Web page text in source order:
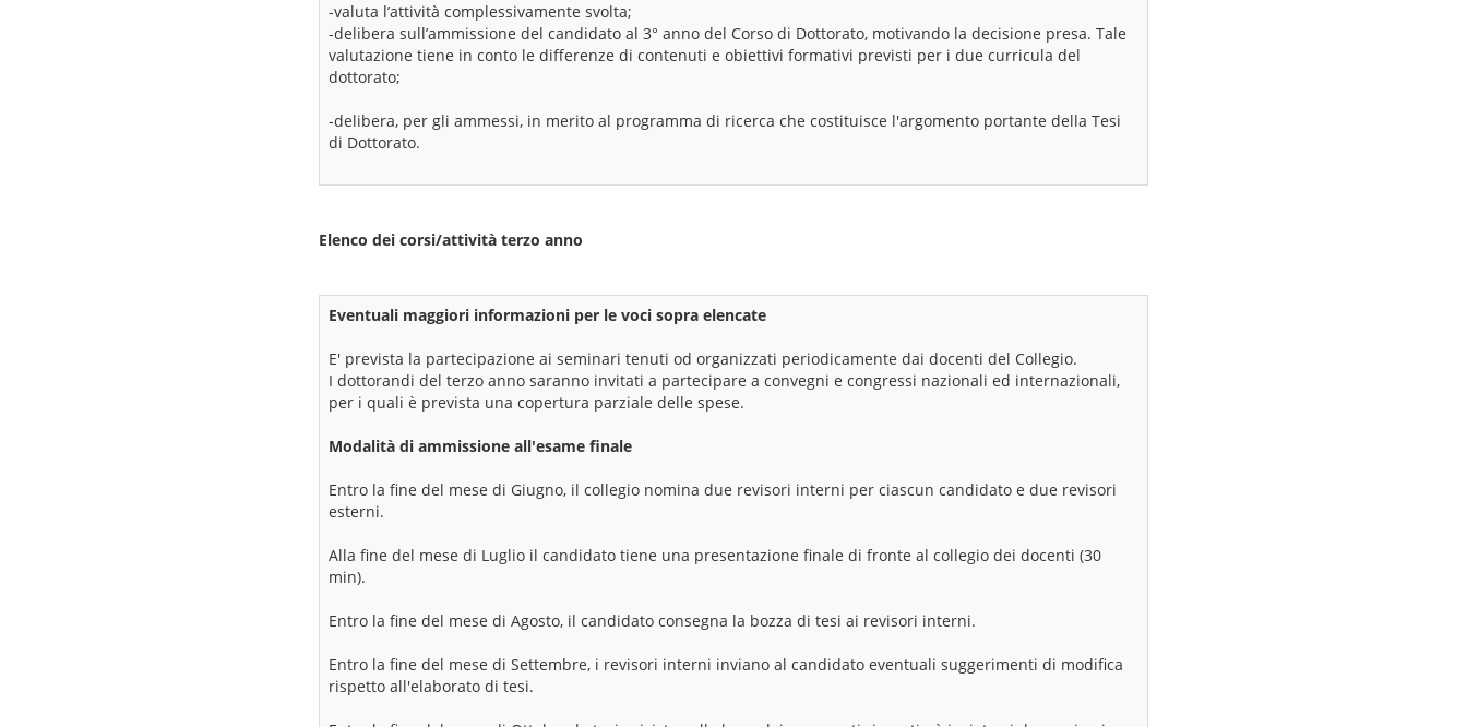
-valuta l’attività complessivamente svolta;
-delibera sull’ammissione del candidato al 3° anno del Corso di Dottorato, motivando la decisione presa. Tale
valutazione tiene in conto le differenze di contenuti e obiettivi formativi previsti per i due curricula del
dottorato;
-delibera, per gli ammessi, in merito al programma di ricerca che costituisce l'argomento portante della Tesi
di Dottorato.
Elenco dei corsi/attività terzo anno
Eventuali maggiori informazioni per le voci sopra elencate
E' prevista la partecipazione ai seminari tenuti od organizzati periodicamente dai docenti del Collegio.
I dottorandi del terzo anno saranno invitati a partecipare a convegni e congressi nazionali ed internazionali,
per i quali è prevista una copertura parziale delle spese.
Modalità di ammissione all'esame finale
Entro la fine del mese di Giugno, il collegio nomina due revisori interni per ciascun candidato e due revisori
esterni.
Alla fine del mese di Luglio il candidato tiene una presentazione finale di fronte al collegio dei docenti (30
min).
Entro la fine del mese di Agosto, il candidato consegna la bozza di tesi ai revisori interni.
Entro la fine del mese di Settembre, i revisori interni inviano al candidato eventuali suggerimenti di modifica
rispetto all'elaborato di tesi.